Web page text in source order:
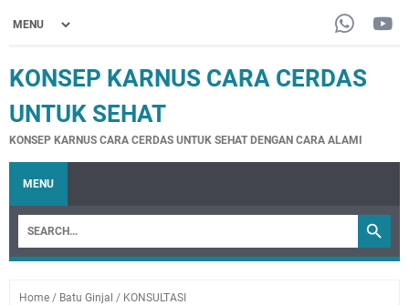
KONSEP KARNUS CARA CERDAS
UNTUK SEHAT
KONSEP KARNUS CARA CERDAS UNTUK SEHAT DENGAN CARA ALAMI
MENU
Home / Batu Ginjal / KONSULTASI